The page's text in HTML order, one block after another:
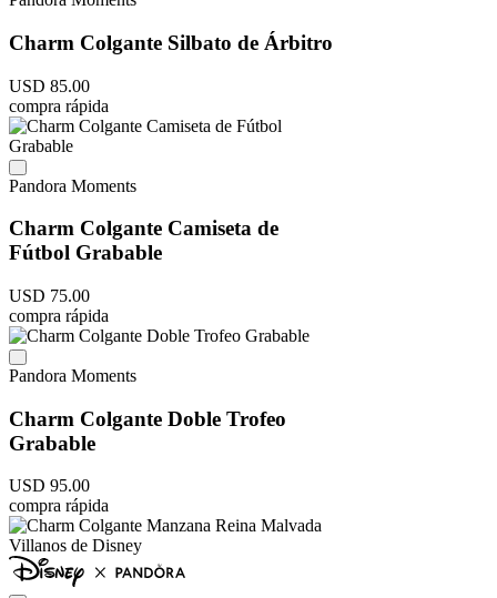
Charm Colgante Silbato de Árbitro
USD 85.00
compra rápida
Pandora Moments
Charm Colgante Camiseta de
Fútbol Grabable
USD 75.00
compra rápida
Pandora Moments
Charm Colgante Doble Trofeo
Grabable
USD 95.00
compra rápida